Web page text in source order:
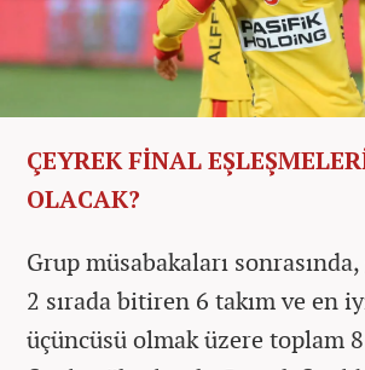
ÇEYREK FİNAL
OLACAK?
Grup müsabakaları
2 sırada bitiren 6 takım ve en
üçüncüsü olmak üzere toplam